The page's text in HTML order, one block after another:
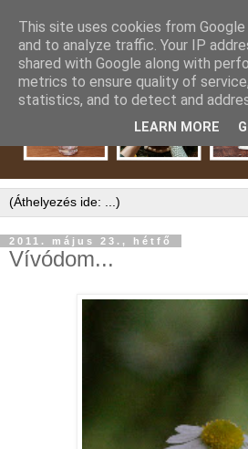
2011. május 23., hétfő
Vívódom...
This site uses cookies from
and to analyze traffic. Your IP
shared with Google along with
metrics to ensure quality of
statistics, and to detect and
LEARN MORE